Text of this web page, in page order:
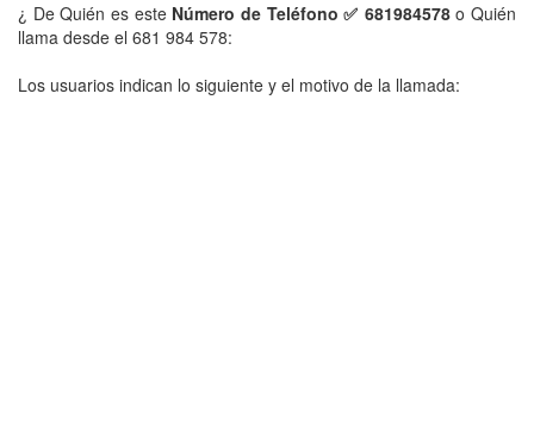
¿ De Quién es este Número de Teléfono ✅ 681984578o Quién
llama desde el 681 984 578:
Los usuarios indican lo siguiente y el motivo de la llamada: